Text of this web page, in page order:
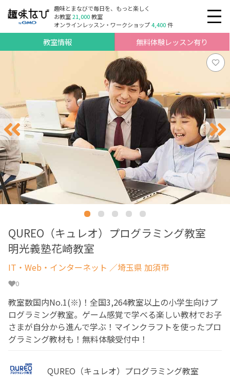
趣味とまなびで毎日を、もっと楽しく
お教室21,000教室
オンラインレッスン・ワークショップ4,400件
教室情報 無料体験レッスン有り
QUREO（キュレオ）プログラミング教室
明光義塾花崎教室
IT・Web・インターネット ／埼玉県 加須市
0
教室数国内No.1(※)！全国3,264教室以上の小学生向けプ
ログラミング教室。ゲーム感覚で学べる楽しい教材でお子
さまが自分から進んで学ぶ！マインクラフトを使ったプロ
グラミング教材も！無料体験受付中！
QUREO（キュレオ）プログラミング教室